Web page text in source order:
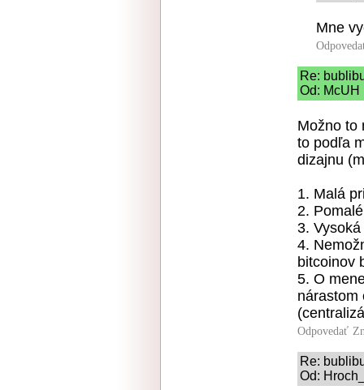
Mne
Re:
Od: McUH
Možno to
to podľa
dizajnu
1. Malá
2.
3.
4.
bitcoinov
5. O
nárastom
Odpovedať
Re:
Od: